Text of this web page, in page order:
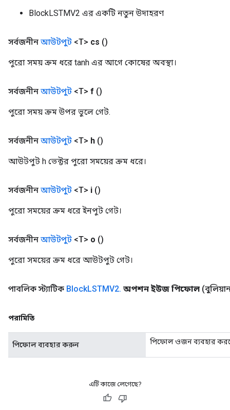
BlockLSTMV2 এর একটি নতুন উদাহরণ
সর্বজনীন আউটপুট <T> cs ()
পুরো সময় ক্রম ধরে tanh এর আগে কোষের অবস্থা।
সর্বজনীন আউটপুট <T> f ()
পুরো সময় ক্রম উপর ভুলে গেট.
সর্বজনীন আউটপুট <T> h ()
আউটপুট h ভেক্টর পুরো সময়ের ক্রম ধরে।
সর্বজনীন আউটপুট <T> i ()
পুরো সময়ের ক্রম ধরে ইনপুট গেট।
সর্বজনীন আউটপুট <T> o ()
পুরো সময়ের ক্রম ধরে আউটপুট গেট।
পাবলিক স্ট্যাটিক BlockLSTMV2. অপশন ইউজ পিফোল
পরামিতি
পিফোল ব্যবহার করুন পিফোল ওজন ব্যবহার
এটি কাজে লেগেছে?